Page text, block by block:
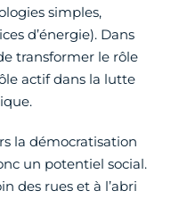
simples,
d’énergie). Dans
transformer le rôle
actif dans la lutte
la démocratisation
un potentiel social.
des rues et à l’abri